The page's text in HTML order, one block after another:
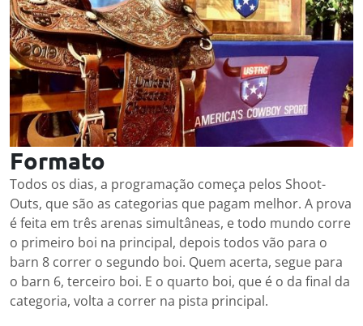
Formato
Todos os dias, a programação começa pelos Shoot-
Outs, que são as categorias que pagam melhor. A prova
é feita em três arenas simultâneas, e todo mundo corre
o primeiro boi na principal, depois todos vão para o
barn 8 correr o segundo boi. Quem acerta, segue para
o barn 6, terceiro boi. E o quarto boi, que é o da final da
categoria, volta a correr na pista principal.